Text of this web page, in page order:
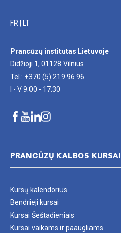
FR LT
Prancūzų institutas Lietuvoje
Didžioji 1, 01128 Vilnius
Tel.: +370 (5) 219 96 96
I - V 9:00 - 17:30
PRANCŪZŲ KALBOS KURSAI
Kursų kalendorius
Bendrieji kursai
Kursai Šeštadieniais
Kursai vaikams ir paaugliams